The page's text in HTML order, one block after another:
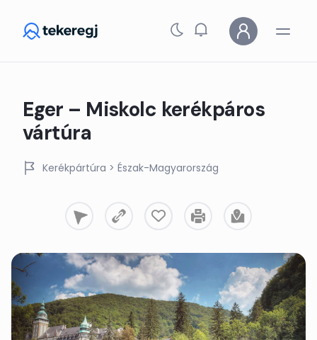
Eger – Miskolc kerékpáros
vártúra
Kerékpártúra > Észak-Magyarország